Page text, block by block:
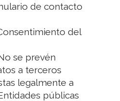
de contacto
del
se prevén
a terceros
legalmente a
públicas